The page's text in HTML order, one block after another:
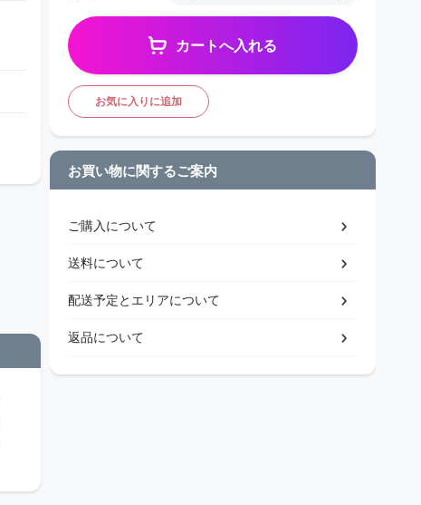
カートへ入れる
お気に入りに追加
お買い物に関するご案内
ご購入について
送料について
配送予定とエリアについて
返品について